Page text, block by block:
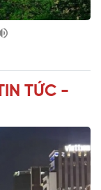
TỨC -